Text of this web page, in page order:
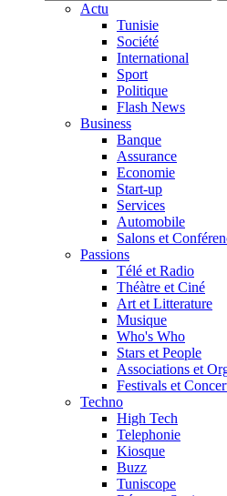
Actu
Tunisie
Société
International
Sport
Politique
Flash News
Business
Banque
Assurance
Economie
Start-up
Services
Automobile
Salons et
Passions
Télé et Radio
Théàtre et Ciné
Art et Litterature
Musique
Who's Who
Stars et People
Associations et
Festivals et
Techno
High Tech
Telephonie
Kiosque
Buzz
Tuniscope